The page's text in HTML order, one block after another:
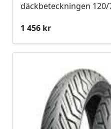
däckbeteckningen 120/
1 456 kr